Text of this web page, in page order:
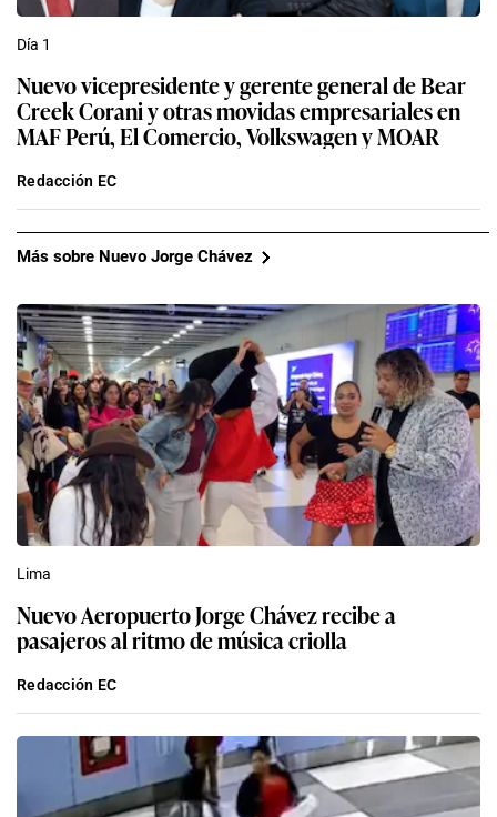
Más sobre Nuevo Jorge Chávez
Lima
Nuevo Aeropuerto Jorge Chávez recibe a
pasajeros al ritmo de música criolla
Redacción EC